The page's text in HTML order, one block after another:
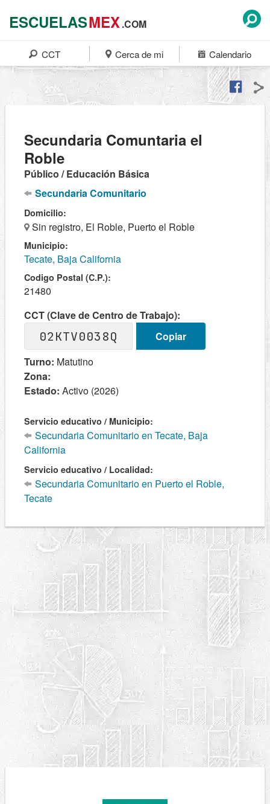
ESCUELASMEX.COM
CCT Cerca de mi Calendario
Secundaria Comuntaria el
Roble
Público / Educación Básica
Secundaria Comunitario
Domicilio:
Sin registro, El Roble, Puerto el Roble
Municipio:
Tecate, Baja California
Codigo Postal (C.P.):
21480
CCT (Clave de Centro de Trabajo):
02KTV0038Q
Copiar
Turno: Matutino
Zona:
Estado: Activo (2026)
Servicio educativo / Municipio:
Secundaria Comunitario en Tecate, Baja
California
Servicio educativo / Localidad:
Secundaria Comunitario en Puerto el Roble,
Tecate